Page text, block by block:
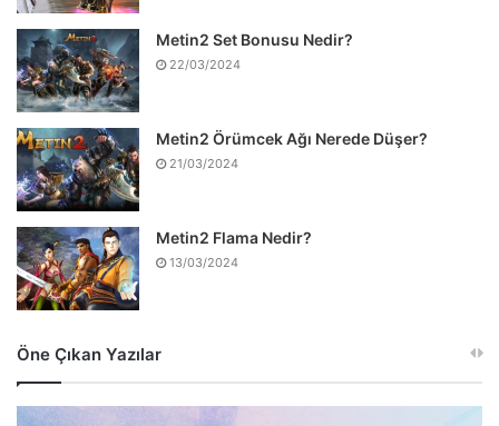
Metin2 Set Bonusu Nedir?
22/03/2024
Metin2 Örümcek Ağı Nerede Düşer?
21/03/2024
Metin2 Flama Nedir?
13/03/2024
Öne Çıkan Yazılar
Dinamik